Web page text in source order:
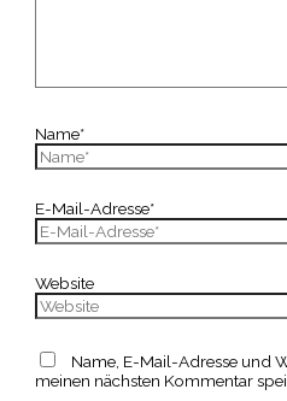
Name*
E-Mail-Adresse*
Website
Name, E-Mail-Adresse und
meinen nächsten Kommentar